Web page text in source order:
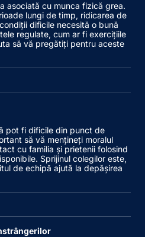
asociată cu munca fizică grea.
lungi de timp, ridicarea de
dificile necesită o bună
regulate, cum ar fi exercițiile
să vă pregătiți pentru aceste
pot fi dificile din punct de
să vă mențineți moralul
cu familia și prietenii folosind
Sprijinul colegilor este,
de echipă ajută la depășirea